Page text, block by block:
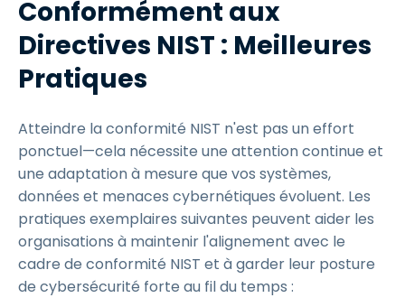
Conformément aux
Directives NIST : Meilleures
Pratiques
Atteindre la conformité NIST n'est pas un effort
ponctuel—cela nécessite une attention continue et
une adaptation à mesure que vos systèmes,
données et menaces cybernétiques évoluent. Les
pratiques exemplaires suivantes peuvent aider les
organisations à maintenir l'alignement avec le
cadre de conformité NIST et à garder leur posture
de cybersécurité forte au fil du temps :